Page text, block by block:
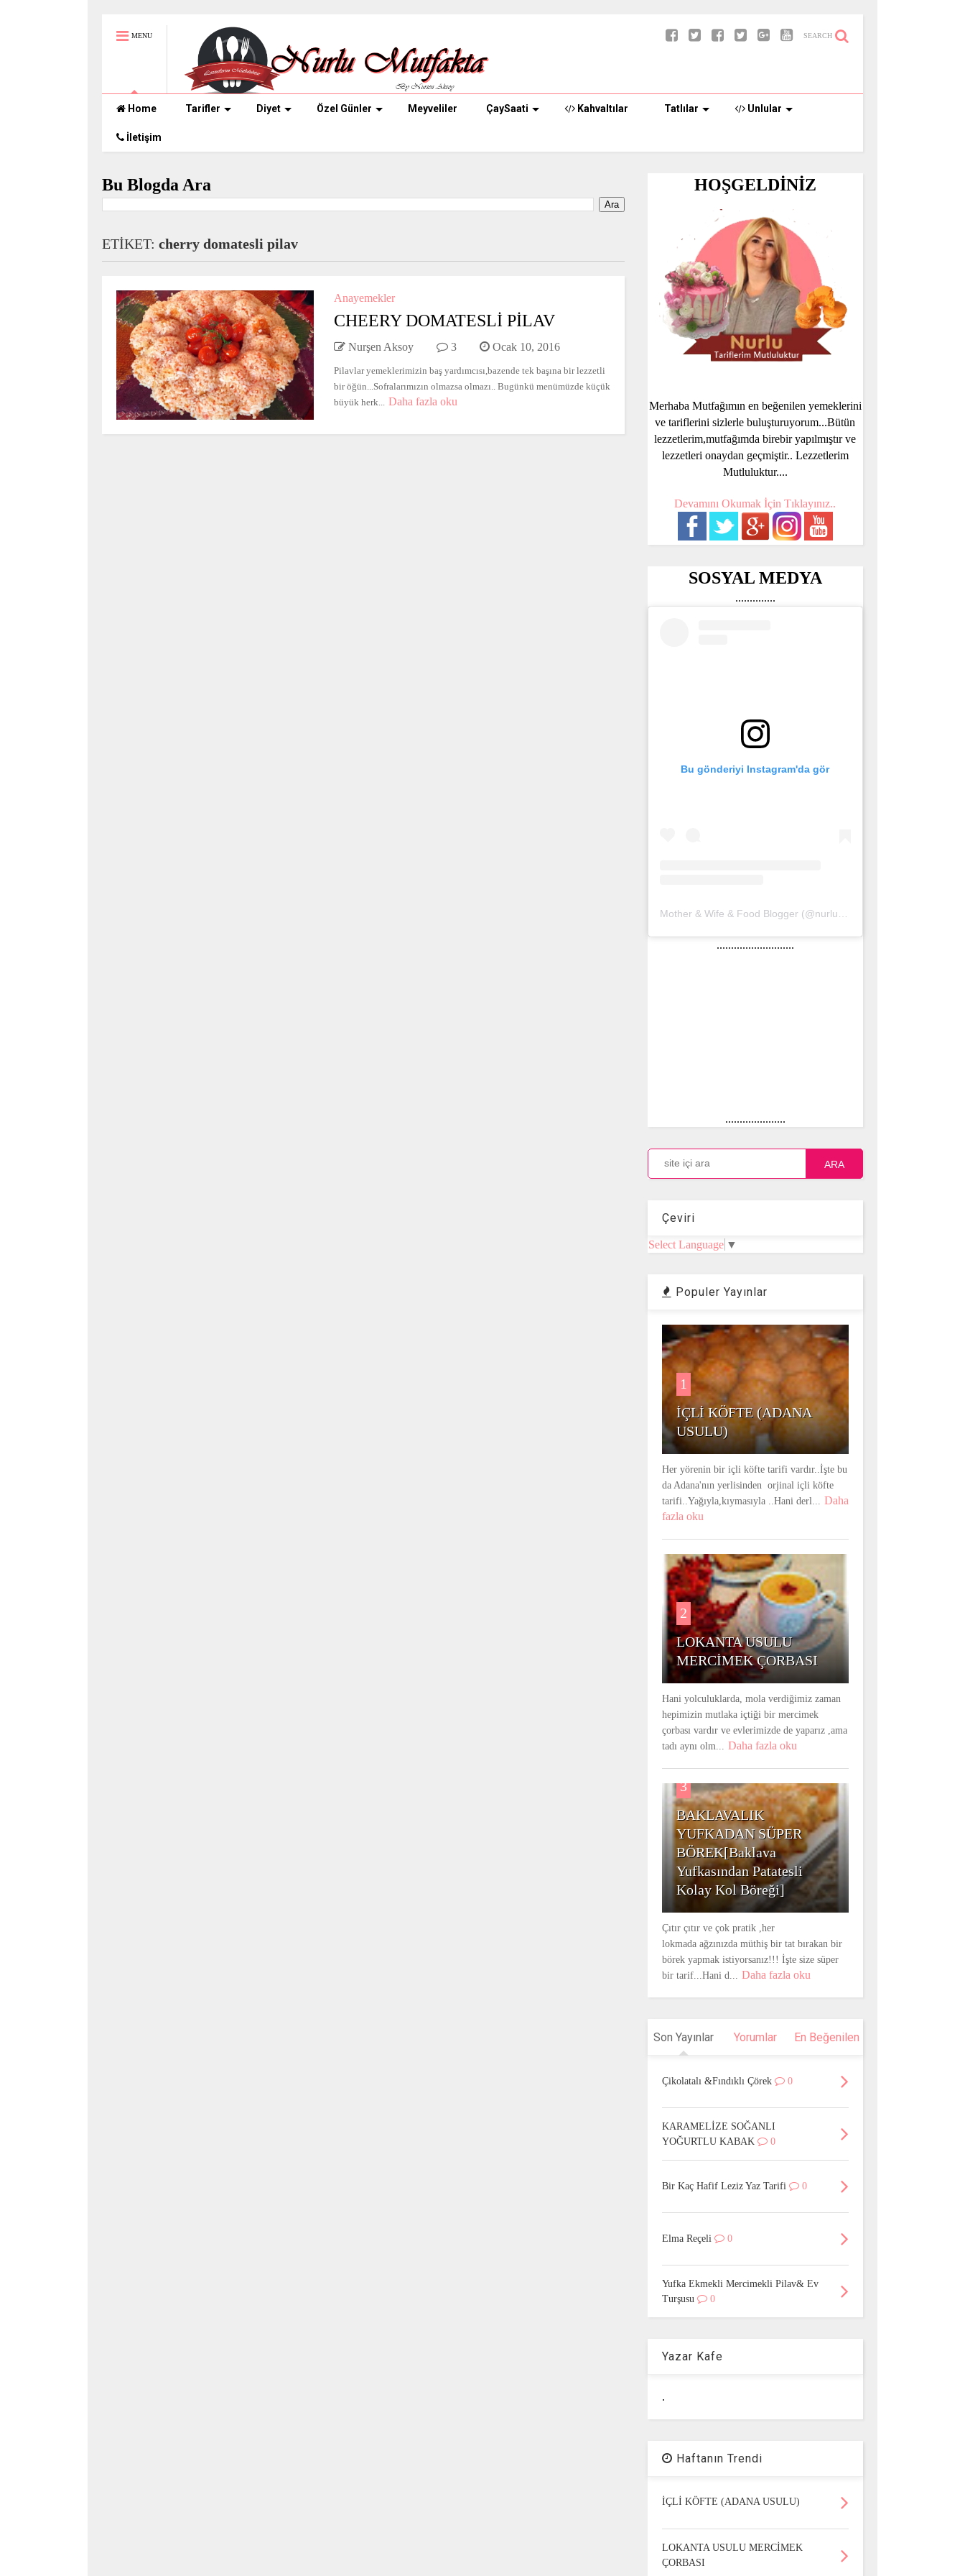
MENU SEARCH
Home Tarifler Diyet Özel Günler Meyveliler ÇaySaati Kahvaltılar Tatlılar Unlular
İletişim
Bu Blogda Ara
ETİKET: cherry domatesli pilav
Anayemekler
CHEERY DOMATESLİ PİLAV
Nurşen Aksoy 3 Ocak 10, 2016
Pilavlar yemeklerimizin baş yardımcısı,bazende tek başına bir lezzetli
bir öğün...Sofralarımızın olmazsa olmazı.. Bugünkü menümüzde küçük
büyük herk... Daha fazla oku
HOŞGELDİNİZ
Merhaba Mutfağımın en beğenilen yemeklerini
ve tariflerini sizlerle buluşturuyorum...Bütün
lezzetlerim,mutfağımda birebir yapılmıştır ve
lezzetleri onaydan geçmiştir.. Lezzetlerim
Mutluluktur....
Devamını Okumak İçin Tıklayınız..
SOSYAL MEDYA
..............
Bu gönderiyi Instagram'da gör
...........................
.....................
ARA
Çeviri
Select Language ▼
Populer Yayınlar
1
İÇLİ KÖFTE (ADANA
USULU)
Her yörenin bir içli köfte tarifi vardır..İşte bu
da Adana'nın yerlisinden orjinal içli köfte
tarifi..Yağıyla,kıymasıyla ..Hani derl... Daha
fazla oku
2
LOKANTA USULU
MERCİMEK ÇORBASI
Hani yolculuklarda, mola verdiğimiz zaman
hepimizin mutlaka içtiği bir mercimek
çorbası vardır ve evlerimizde de yaparız ,ama
tadı aynı olm... Daha fazla oku
3
BAKLAVALIK
YUFKADAN SÜPER
BÖREK[Baklava
Yufkasından Patatesli
Kolay Kol Böreği]
Çıtır çıtır ve çok pratik ,her
lokmada ağzınızda müthiş bir tat bırakan bir
börek yapmak istiyorsanız!!! İşte size süper
bir tarif...Hani d... Daha fazla oku
Son Yayınlar Yorumlar En Beğenilen
Çikolatalı &Fındıklı Çörek 0
KARAMELİZE SOĞANLI
YOĞURTLU KABAK
0
Bir Kaç Hafif Leziz Yaz Tarifi 0
Elma Reçeli 0
Yufka Ekmekli Mercimekli Pilav& Ev
Turşusu
0
Yazar Kafe
.
Haftanın Trendi
İÇLİ KÖFTE (ADANA USULU)
LOKANTA USULU MERCİMEK
ÇORBASI